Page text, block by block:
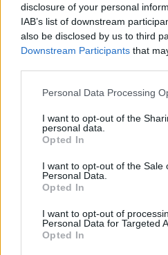
disclosure of your personal
IAB’s list of downstream
also be disclosed by us to third
Downstream Participants that
Personal Data Processing
I want to opt-out of the
personal data.
Opted In
I want to opt-out of the Sale
Personal Data.
Opted In
I want to opt-out of
Personal Data for Targeted
Opted In
Amire többmillióan vártunk: